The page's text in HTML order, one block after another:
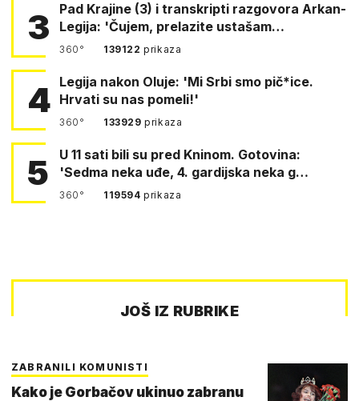
3
Pad Krajine (3) i transkripti razgovora Arkan-
Legija: 'Čujem, prelazite ustašam…
360° 139122prikaza
4 Legija nakon Oluje: 'Mi Srbi smo pič*ice.
Hrvati su nas pomeli!'
360° 133929prikaza
5
U 11 sati bili su pred Kninom. Gotovina:
'Sedma neka uđe, 4. gardijska neka g…
360° 119594prikaza
JOŠ IZ RUBRIKE
ZABRANILI KOMUNISTI
Kako je Gorbačov ukinuo zabranu